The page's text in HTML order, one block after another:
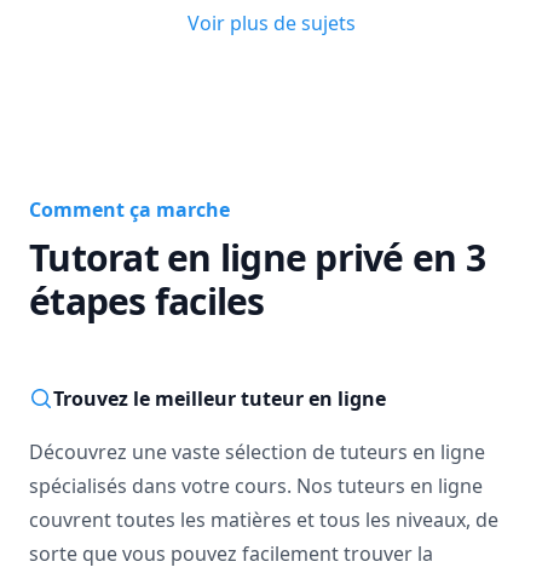
Voir plus de sujets
Comment ça marche
Tutorat en ligne privé en 3
étapes faciles
Trouvez le meilleur tuteur en ligne
Découvrez une vaste sélection de tuteurs en ligne
spécialisés dans votre cours. Nos tuteurs en ligne
couvrent toutes les matières et tous les niveaux, de
sorte que vous pouvez facilement trouver la